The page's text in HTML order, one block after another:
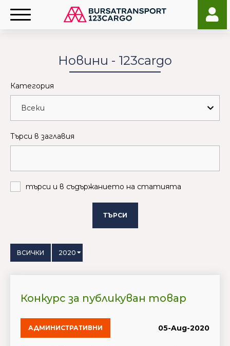
Новини - 123cargo
Категория
Търси в заглавия
търси и в съдържанието на статията
ТЪРСИ
ВСИЧКИ 2020
Конкурс за публикуван товар
АДМИНИСТРАТИВНИ 05-Aug-2020